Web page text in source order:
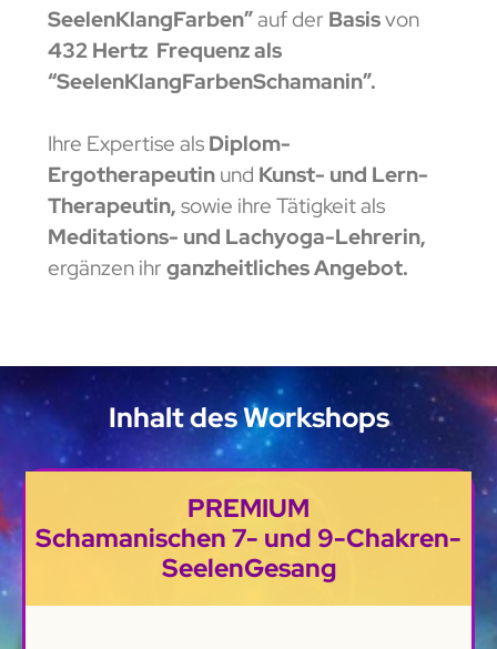
SeelenKlangFarben”auf der Basisvon
432 Hertz Frequenz als
“SeelenKlangFarbenSchamanin”.
Ihre Expertise als Diplom-
Ergotherapeutin und Kunst- und Lern-
Therapeutin, sowie ihre Tätigkeit als
Meditations- und Lachyoga-Lehrerin,
ergänzen ihr ganzheitliches Angebot.
Inhalt des Workshops
PREMIUM
Schamanischen 7- und 9-Chakren-
SeelenGesang